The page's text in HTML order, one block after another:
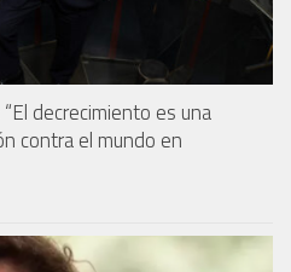
decrecimiento es una
contra el mundo en